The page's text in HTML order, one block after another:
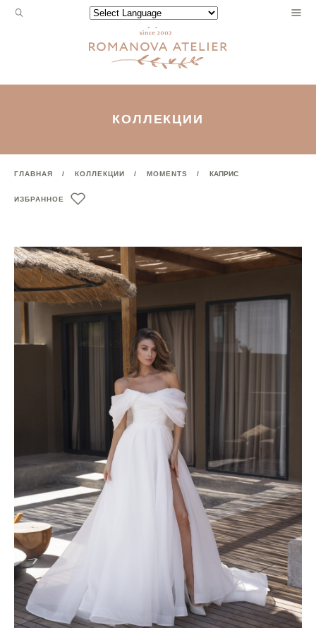
Запрос
Powered by
КОЛЛЕКЦИИ
ГЛАВНАЯ КОЛЛЕКЦИИ MOMENTS КАПРИС
ИЗБРАННОЕ